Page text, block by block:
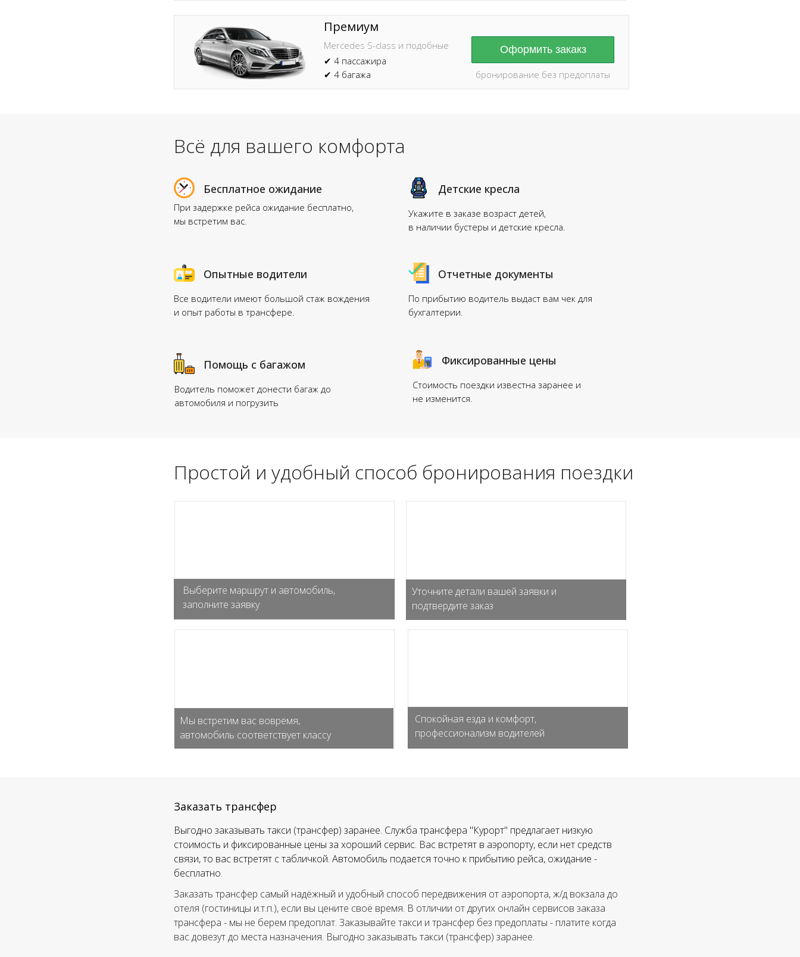
Премиум
Mercedes S-class и подобные
✔ 4 пассажира
✔ 4 багажа
Оформить закакз
бронирование без предоплаты
При задержке рейса ожидание бесплатно,
мы встретим вас.
Укажите в заказе возраст детей,
в наличии бустеры и детские кресла.
Водитель поможет донести багаж до
автомобиля и погрузить
Бесплатное ожидание Детские кресла
Помощь с багажом
Все водители имеют большой стаж вождения
и опыт работы в трансфере.
По прибытию водитель выдаст вам чек для
бухгалтерии.
Стоимость поездки известна заранее и
не изменится.
Опытные водители Отчетные документы
Фиксированные цены
Всё для вашего комфорта
Простой и удобный способ бронирования поездки
Выберите маршрут и автомобиль,
заполните заявку
Уточните детали вашей заявки и
подтвердите заказ
Мы встретим вас вовремя,
автомобиль соответствует классу
Спокойная езда и комфорт,
профессионализм водителей
Заказать трансфер самый надёжный и удобный способ передвижения от аэропорта, ж/д вокзала до
отеля (гостиницы и.т.п.), если вы цените своё время. В отличии от других онлайн сервисов заказа
трансфера - мы не берем предоплат. Заказывайте такси и трансфер без предоплаты - платите когда
вас довезут до места назначения. Выгодно заказывать такси (трансфер) заранее.
Заказать трансфер
Выгодно заказывать такси (трансфер) заранее. Служба трансфера "Курорт" предлагает низкую
стоимость и фиксированные цены за хороший сервис. Вас встретят в аэропорту, если нет средств
связи, то вас встретят с табличкой. Автомобиль подается точно к прибытию рейса, ожидание -
бесплатно.